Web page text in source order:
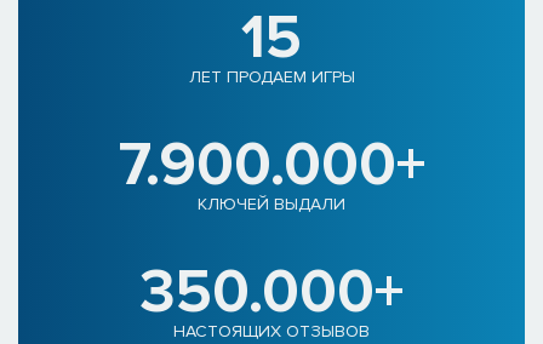
15
ЛЕТ ПРОДАЕМ ИГРЫ
7.900.000+
КЛЮЧЕЙ ВЫДАЛИ
350.000+
НАСТОЯЩИХ ОТЗЫВОВ